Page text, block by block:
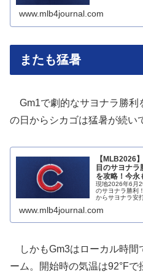
www.mlb4journal.com
またも猛暑
Gm1で劇的なサヨナラ勝利
の日からシカゴは猛暑が続い
【MLB2026
目のサヨナ
を攻略！今永
現地2026年6月
のサヨナラ勝利
からサヨナラ安
www.mlb4journal.com
しかもGm3はローカル時間
ーム。開始時の気温は92°F